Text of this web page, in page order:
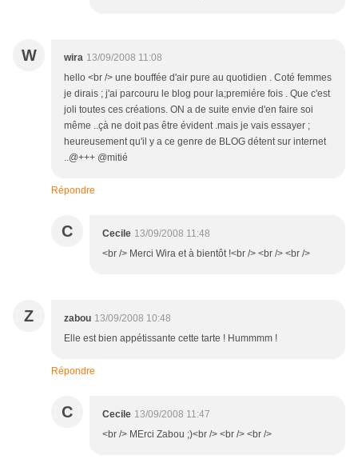
W wira 13/09/2008 11:08
hello <br /> une bouffée d'air pure au quotidien . Coté femmes
je dirais ; j'ai parcouru le blog pour la;premiére fois . Que c'est
joli toutes ces créations. ON a de suite envie d'en faire soi
même ..çà ne doit pas être évident .mais je vais essayer ;
heureusement qu'il y a ce genre de BLOG détent sur internet
..@+++ @mitié
Répondre
C Cecile 13/09/2008 11:48
<br /> Merci Wira et à bientôt !<br /> <br /> <br />
Z zabou 13/09/2008 10:48
Elle est bien appétissante cette tarte ! Hummmm !
Répondre
C Cecile 13/09/2008 11:47
<br /> MErci Zabou ;)<br /> <br /> <br />